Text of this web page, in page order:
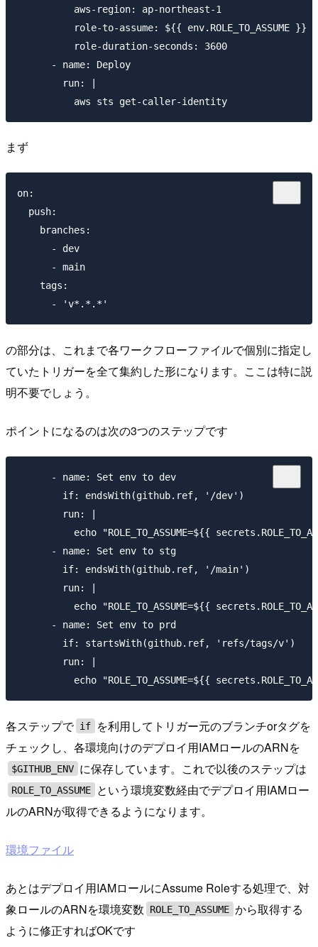
          aws-region: ap-northeast-1
          role-to-assume: ${{ env.ROLE_TO_ASSUME }}
          role-duration-seconds: 3600
      - name: Deploy
        run: |
まず
on:
  push:
    branches:
      - dev
      - main
    tags:
の部分は、これまで各ワークフローファイルで個別に指定し
ていたトリガーを全て集約した形になります。ここは特に説
明不要でしょう。
ポイントになるのは次の3つのステップです
      - name: Set env to dev
        if: endsWith(github.ref, '/dev')
        run: |
echo "ROLE_TO_ASSUME=${{
      - name: Set env to stg
        if: endsWith(github.ref, '/main')
        run: |
echo "ROLE_TO_ASSUME=${{
      - name: Set env to prd
        if: startsWith(github.ref, 'refs/tags/v')
        run: |
各ステップで if
を利用してトリガー元のブランチorタグを
チェックし、各環境向けのデプロイ用IAMロールのARNを
$GITHUB_ENV に保存しています。これで以後のステップは
ROLE_TO_ASSUME
という環境変数経由でデプロイ用IAMロー
ルのARNが取得できるようになります。
環境ファイル
あとはデプロイ用IAMロールにAssume Roleする処理で、対
象ロールのARNを環境変数
ROLE_TO_ASSUME から取得する
ように修正すればOKです